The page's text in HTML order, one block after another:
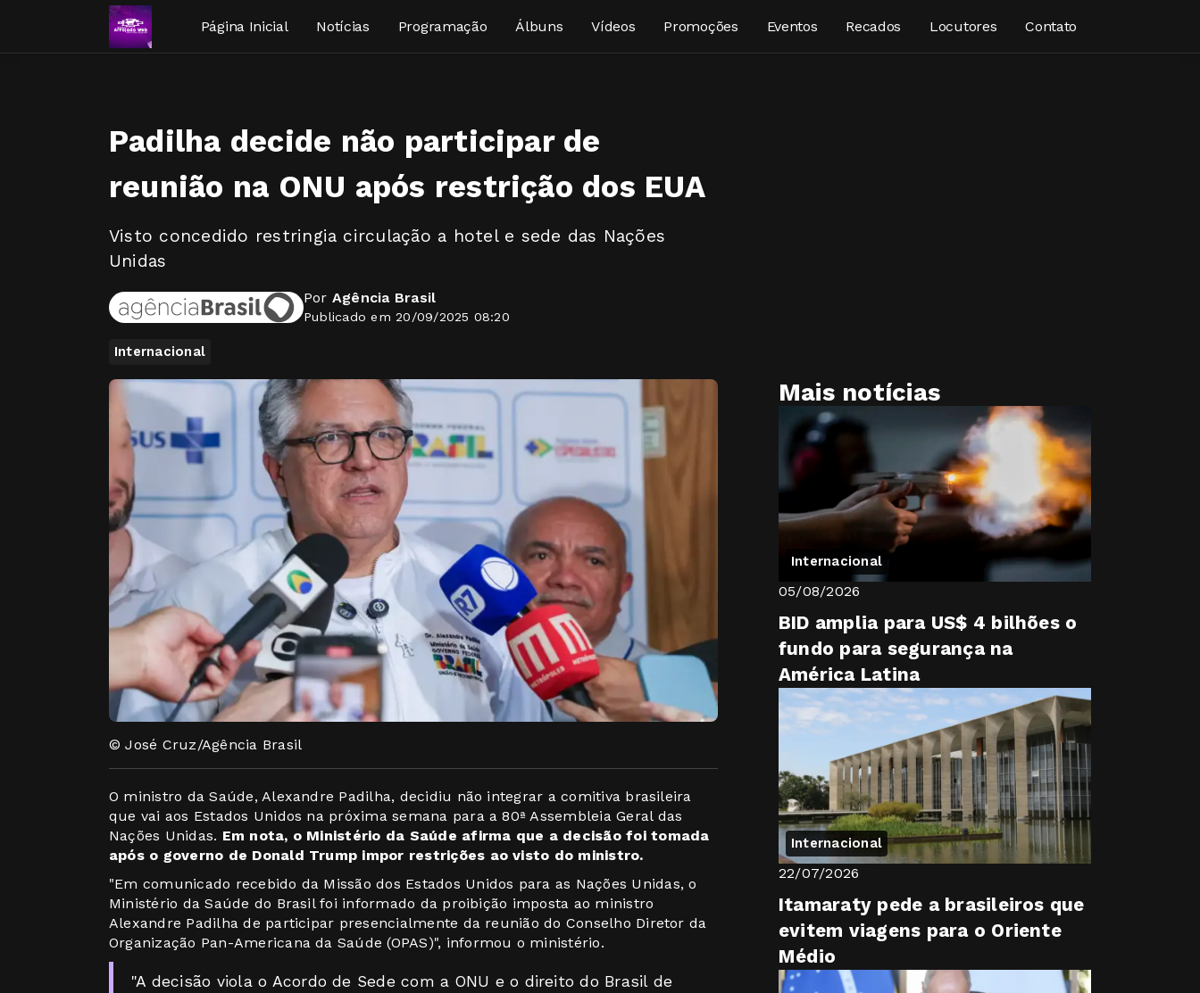
Página Inicial Notícias Programação Álbuns Vídeos Promoções Eventos Recados Locutores Contato
Padilha decide não participar de
reunião na ONU após restrição dos EUA
Visto concedido restringia circulação a hotel e sede das Nações
Unidas
Por Agência Brasil
Publicado em 20/09/2025 08:20
Internacional
© José Cruz/Agência Brasil
O ministro da Saúde, Alexandre Padilha, decidiu não integrar a comitiva brasileira
que vai aos Estados Unidos na próxima semana para a 80ª Assembleia Geral das
Nações Unidas. Em nota, o Ministério da Saúde afirma que a decisão foi tomada
após o governo de Donald Trump impor restrições ao visto do ministro.
"Em comunicado recebido da Missão dos Estados Unidos para as Nações Unidas, o
Ministério da Saúde do Brasil foi informado da proibição imposta ao ministro
Alexandre Padilha de participar presencialmente da reunião do Conselho Diretor da
Organização Pan-Americana da Saúde (OPAS)", informou o ministério.
"A decisão viola o Acordo de Sede com a ONU e o direito do Brasil de
Mais notícias
Internacional
05/08/2026
BID amplia para US$ 4 bilhões o
fundo para segurança na
América Latina
Internacional
22/07/2026
Itamaraty pede a brasileiros que
evitem viagens para o Oriente
Médio